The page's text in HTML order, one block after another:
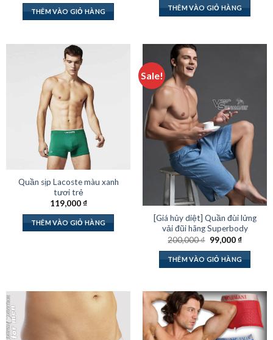
THÊM VÀO GIỎ HÀNG THÊM VÀO GIỎ HÀNG
Quần sịp Lacoste màu xanh
tươi trẻ
119,000₫
THÊM VÀO GIỎ HÀNG
Sale!
[Giá hủy diệt] Quần đùi lửng
vải đũi hãng Superbody
200,000₫ Giá
gốc
là:
200,000 ₫.
99,000₫Giá
tại
là:
99,000
THÊM VÀO GIỎ HÀNG